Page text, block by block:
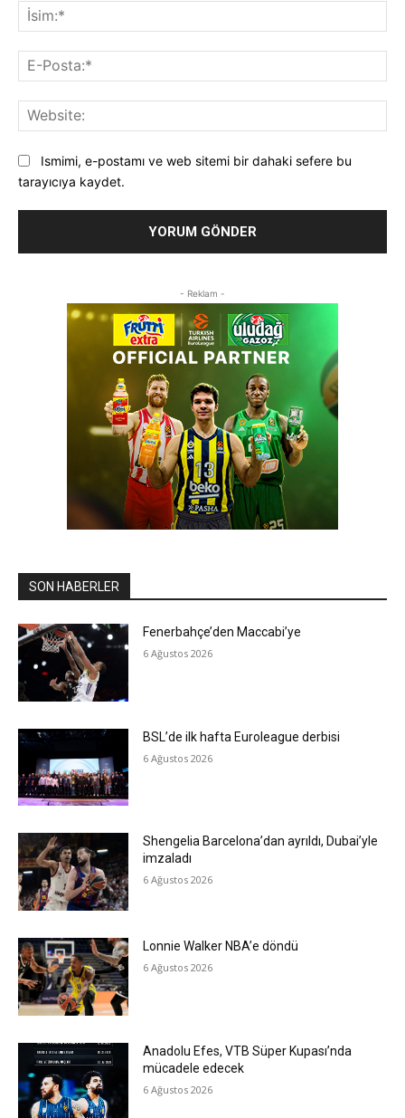
Ismimi, e-postamı ve web sitemi bir dahaki sefere bu
tarayıcıya kaydet.
- Reklam -
SON HABERLER
Fenerbahçe’den Maccabi’ye
6 Ağustos 2026
BSL’de ilk hafta Euroleague derbisi
6 Ağustos 2026
Shengelia Barcelona’dan ayrıldı, Dubai’yle
imzaladı
6 Ağustos 2026
Lonnie Walker NBA’e döndü
6 Ağustos 2026
Anadolu Efes, VTB Süper Kupası’nda
mücadele edecek
6 Ağustos 2026